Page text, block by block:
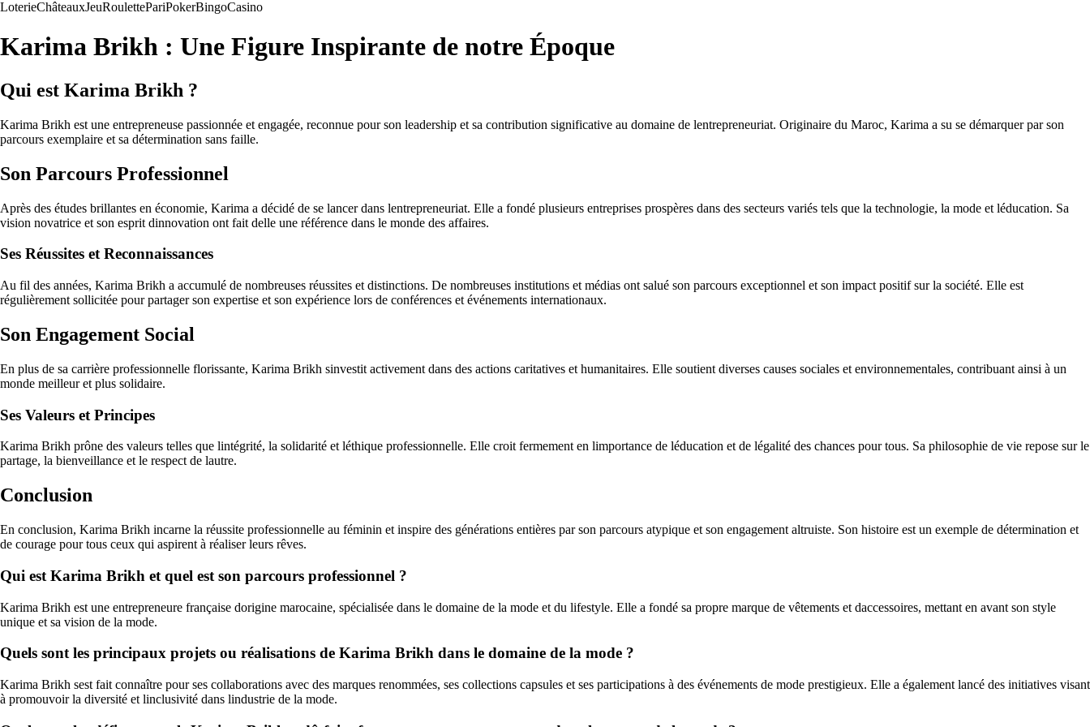
LoterieChâteauxJeuRoulettePariPokerBingoCasino
Karima Brikh : Une Figure Inspirante de notre Époque
Qui est Karima Brikh ?
Karima Brikh est une entrepreneuse passionnée et engagée, reconnue pour son leadership et sa contribution significative au domaine de lentrepreneuriat. Originaire du Maroc, Karima a su se démarquer par son
parcours exemplaire et sa détermination sans faille.
Son Parcours Professionnel
Après des études brillantes en économie, Karima a décidé de se lancer dans lentrepreneuriat. Elle a fondé plusieurs entreprises prospères dans des secteurs variés tels que la technologie, la mode et léducation. Sa
vision novatrice et son esprit dinnovation ont fait delle une référence dans le monde des affaires.
Ses Réussites et Reconnaissances
Au fil des années, Karima Brikh a accumulé de nombreuses réussites et distinctions. De nombreuses institutions et médias ont salué son parcours exceptionnel et son impact positif sur la société. Elle est
régulièrement sollicitée pour partager son expertise et son expérience lors de conférences et événements internationaux.
Son Engagement Social
En plus de sa carrière professionnelle florissante, Karima Brikh sinvestit activement dans des actions caritatives et humanitaires. Elle soutient diverses causes sociales et environnementales, contribuant ainsi à un
monde meilleur et plus solidaire.
Ses Valeurs et Principes
Karima Brikh prône des valeurs telles que lintégrité, la solidarité et léthique professionnelle. Elle croit fermement en limportance de léducation et de légalité des chances pour tous. Sa philosophie de vie repose sur le
partage, la bienveillance et le respect de lautre.
Conclusion
En conclusion, Karima Brikh incarne la réussite professionnelle au féminin et inspire des générations entières par son parcours atypique et son engagement altruiste. Son histoire est un exemple de détermination et
de courage pour tous ceux qui aspirent à réaliser leurs rêves.
Qui est Karima Brikh et quel est son parcours professionnel ?
Karima Brikh est une entrepreneure française dorigine marocaine, spécialisée dans le domaine de la mode et du lifestyle. Elle a fondé sa propre marque de vêtements et daccessoires, mettant en avant son style
unique et sa vision de la mode.
Quels sont les principaux projets ou réalisations de Karima Brikh dans le domaine de la mode ?
Karima Brikh sest fait connaître pour ses collaborations avec des marques renommées, ses collections capsules et ses participations à des événements de mode prestigieux. Elle a également lancé des initiatives visant
à promouvoir la diversité et linclusivité dans lindustrie de la mode.